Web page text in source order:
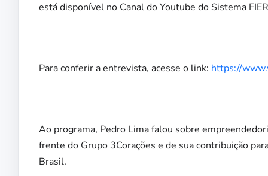
está disponível no Canal do Youtube do Sistema
Para conferir a entrevista, acesse o link: https://
Ao programa, Pedro Lima falou sobre
frente do Grupo 3Corações e de sua contribuição
Brasil.